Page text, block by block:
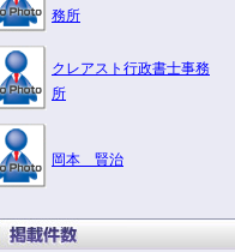
務所
クレアスト行政書士事務
所
岡本 賢治